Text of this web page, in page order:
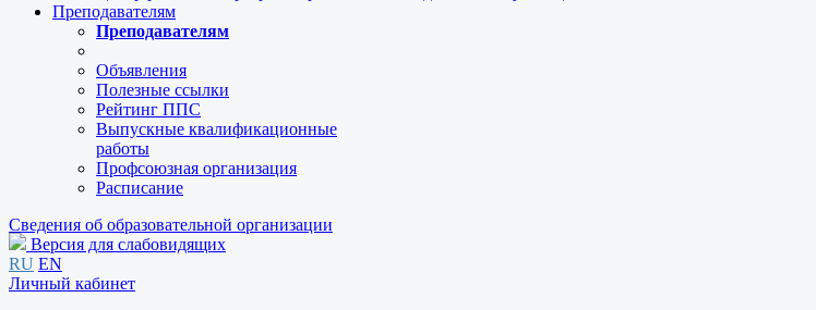
Преподавателям
Преподавателям
Объявления
Полезные ссылки
Рейтинг ППС
Выпускные квалификационные
работы
Профсоюзная организация
Расписание
Сведения об образовательной организации
Версия для слабовидящих
RU EN
Личный кабинет